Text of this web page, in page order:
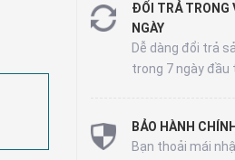
ĐỔI TRẢ TRONG
NGÀY
Dễ dàng đổi trả
trong 7 ngày đầu
BẢO HÀNH
Bạn thoải mái